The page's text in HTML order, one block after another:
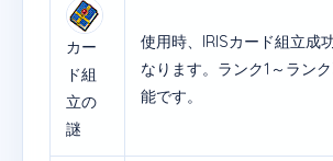
カー
ド組
立の
謎
使用時、IRISカード組立成
なります。ランク1～ラン
能です。